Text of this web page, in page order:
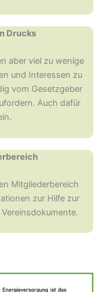
Drucks
aber viel zu wenige
und Interessen zu
vom Gesetzgeber
Auch dafür
Mitgliederbereich
zur Hilfe zur